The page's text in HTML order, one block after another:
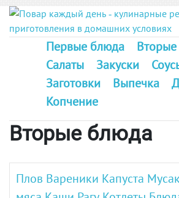
Первые блюда
Салаты
Закуски
Заготовки
Выпечка
Копчение
Вторые блюда
Плов Вареники Капуста